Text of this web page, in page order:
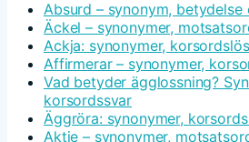
Absurd – synonym,
Äckel – synonymer,
Ackja: synonymer,
Affirmerar – synonymer,
Vad betyder ägglossning?
korsordssvar
Äggröra: synonymer,
Aktie – synonymer,